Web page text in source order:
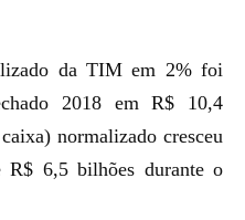
da TIM em 2% foi
2018 em R$ 10,4
normalizado cresceu
6,5 bilhões durante o